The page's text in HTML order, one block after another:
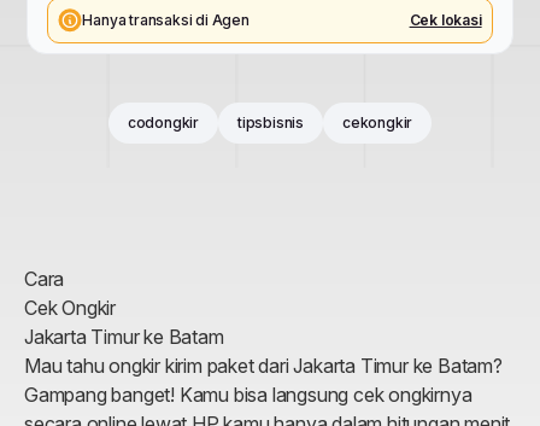
Hanya transaksi di Agen Cek lokasi
codongkir tipsbisnis cekongkir
Cara
Cek Ongkir
Jakarta Timur ke Batam
Mau tahu ongkir kirim paketdariJakarta Timur ke Batam?
Gampang banget! Kamu bisa langsung cek ongkirnya